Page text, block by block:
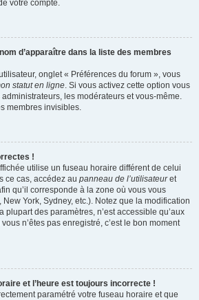
votre compte.
d’apparaître dans la liste des membres
onglet « Préférences du forum », vous
statut en ligne. Si vous activez cette option vous
les modérateurs et vous-même.
membres invisibles.
!
utilise un fuseau horaire différent de celui
ce cas, accédez au panneau de l’utilisateuret
qu’il corresponde à la zone où vous vous
York, Sydney, etc.). Notez que la modification
plupart des paramètres, n’est accessible qu’aux
n’êtes pas enregistré, c’est le bon moment
et l’heure est toujours incorrecte !
paramétré votre fuseau horaire et que